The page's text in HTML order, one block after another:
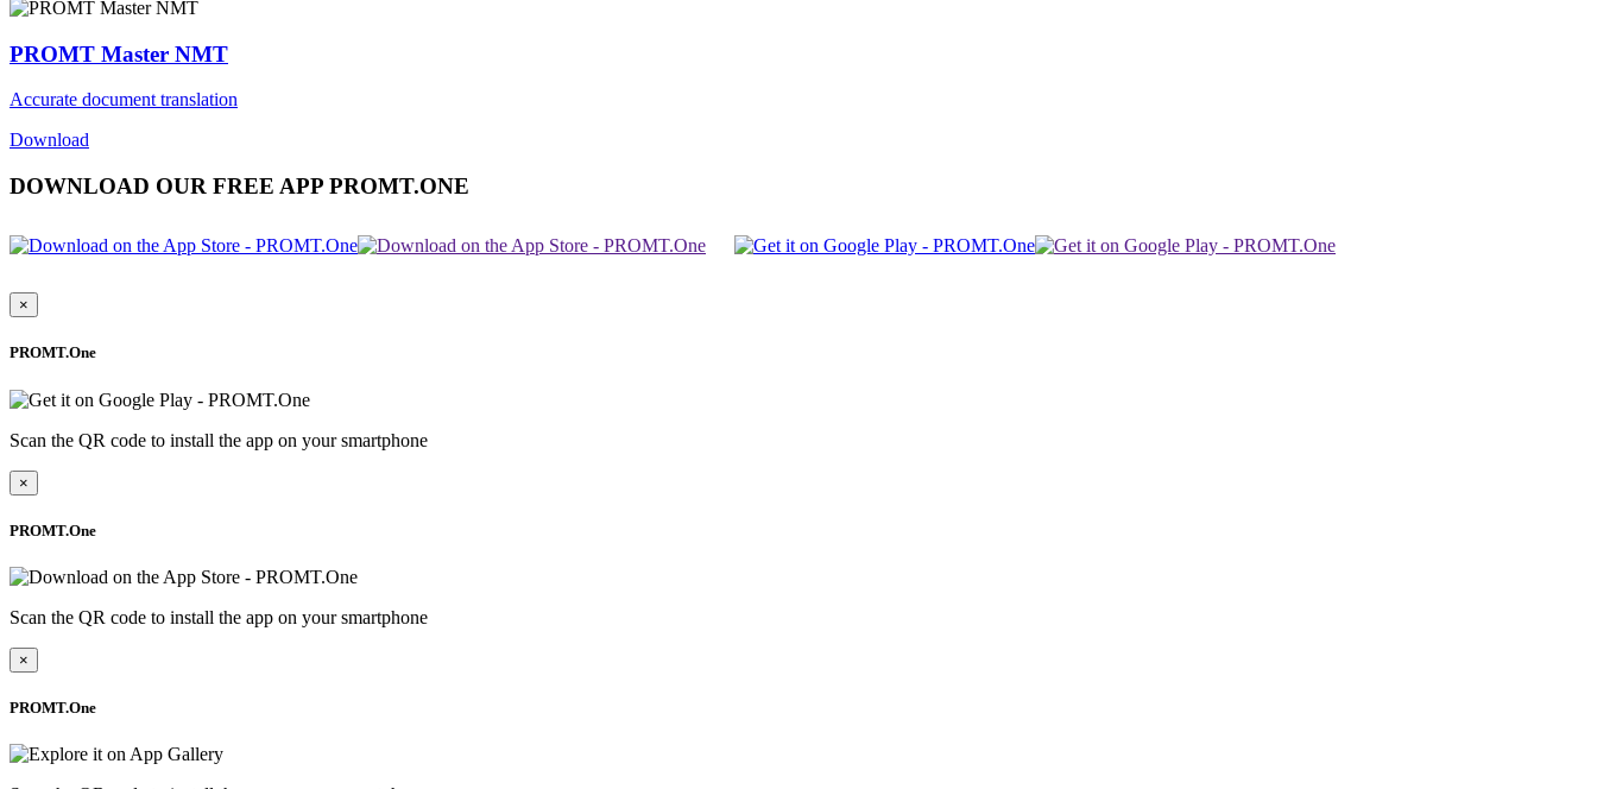
PROMT Master NMT
Accurate document translation
Download
DOWNLOAD OUR FREE APP PROMT.ONE
×
PROMT.One
Scan the QR code to install the app on your smartphone
×
PROMT.One
Scan the QR code to install the app on your smartphone
×
PROMT.One